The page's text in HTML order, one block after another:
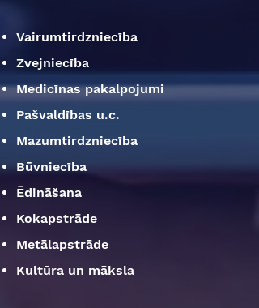
Vairumtirdzniecība
Zvejniecība
Medicīnas pakalpojumi
Pašvaldības u.c.
Mazumtirdzniecība
Būvniecība
Ēdināšana
Kokapstrāde
Metālapstrāde
Kultūra un māksla